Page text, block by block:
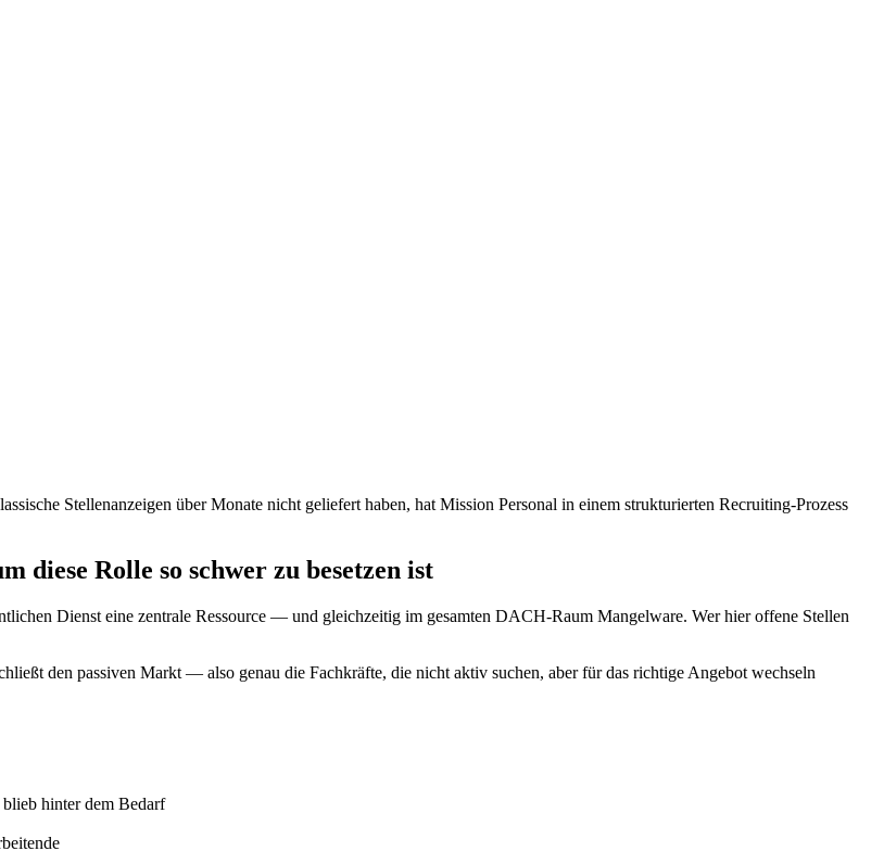
Stellenanzeigen über Monate nicht geliefert haben, hat Mission Personal in einem strukturierten Recruiting-Prozess
Rolle so schwer zu besetzen ist
Dienst eine zentrale Ressource — und gleichzeitig im gesamten DACH-Raum Mangelware. Wer hier offene Stellen
den passiven Markt — also genau die Fachkräfte, die nicht aktiv suchen, aber für das richtige Angebot wechseln
hinter dem Bedarf